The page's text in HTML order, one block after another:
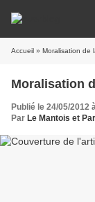
Accueil » Moralisation de
Moralisation
Publié le 24/05/2012
Par Le Mantois et